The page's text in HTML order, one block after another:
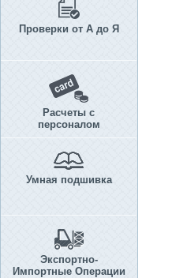
Проверки от А до Я
Расчеты с
персоналом
Умная подшивка
Экспортно-
Импортные Операции